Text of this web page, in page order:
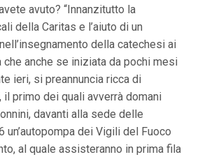
avuto? “Innanzitutto la
della Caritas e l’aiuto di un
della catechesi ai
che anche se iniziata da pochi mesi
ieri, si preannuncia ricca di
primo dei quali avverrà domani
davanti alla sede delle
un’autopompa dei Vigili del Fuoco
al quale assisteranno in prima fila